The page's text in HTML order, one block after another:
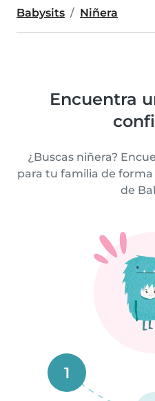
Babysits Niñera
Encuentra
¿Buscas niñera?
para tu familia de forma
de
1